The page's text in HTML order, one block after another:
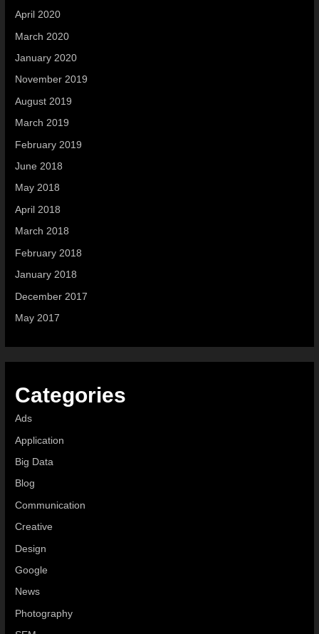
April 2020
March 2020
January 2020
November 2019
August 2019
March 2019
February 2019
June 2018
May 2018
April 2018
March 2018
February 2018
January 2018
December 2017
May 2017
Categories
Ads
Application
Big Data
Blog
Communication
Creative
Design
Google
News
Photography